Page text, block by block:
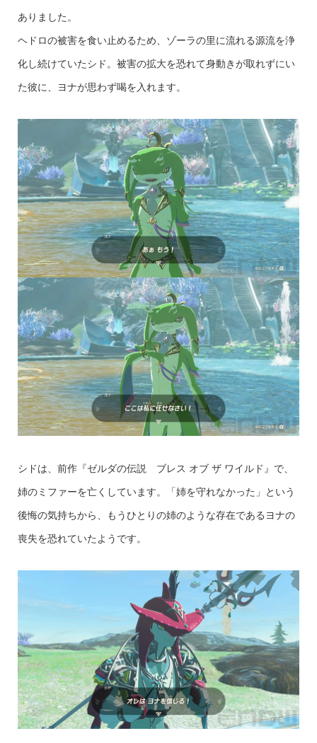
ありました。
ヘドロの被害を食い止めるため、ゾーラの里に流れる源流を浄
化し続けていたシド。被害の拡大を恐れて身動きが取れずにい
た彼に、ヨナが思わず喝を入れます。
シドは、前作『ゼルダの伝説 ブレス オブ ザ ワイルド』で、
姉のミファーを亡くしています。「姉を守れなかった」という
後悔の気持ちから、もうひとりの姉のような存在であるヨナの
喪失を恐れていたようです。